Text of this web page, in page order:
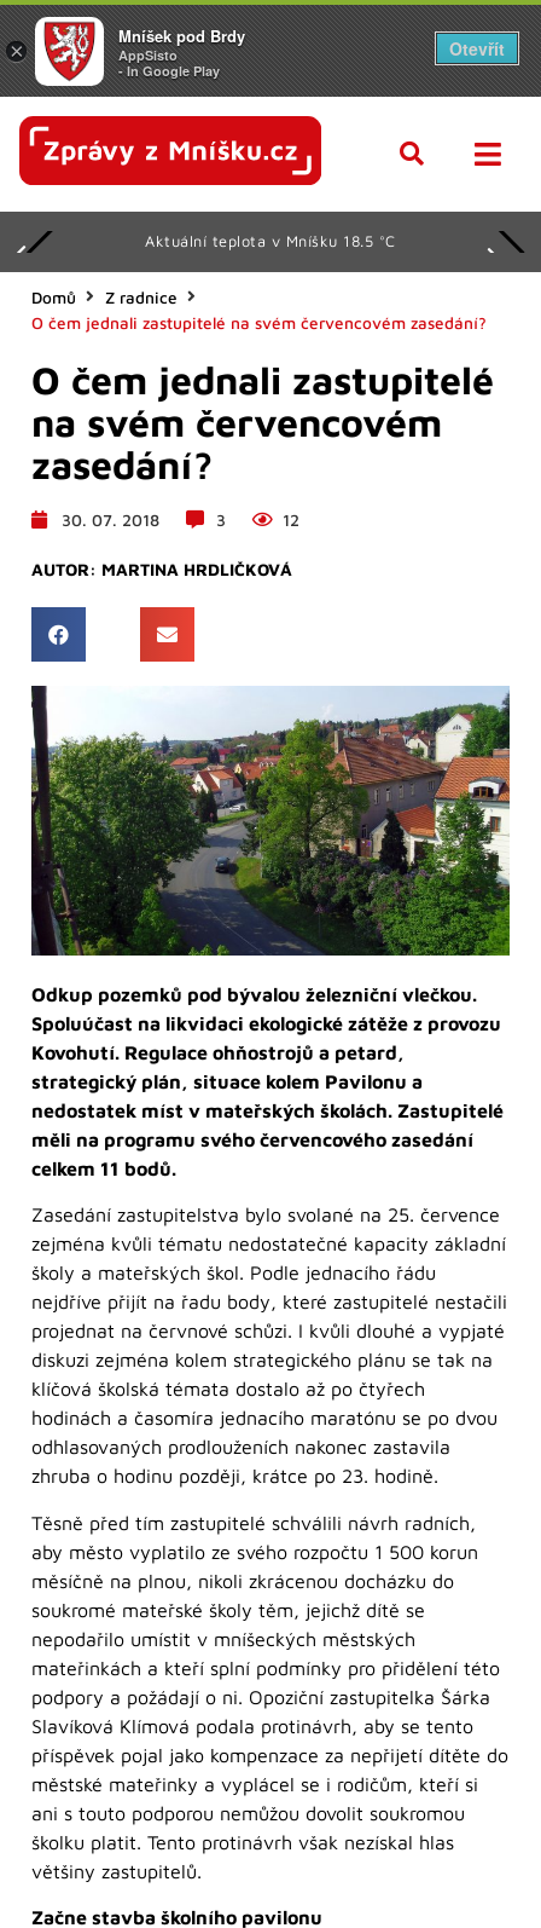
Aktuální teplota v Mníšku 18.5 °C
Domů
Z radnice
O čem jednali zastupitelé na svém červencovém zasedání?
O čem jednali zastupitelé
na svém červencovém
zasedání?
30. 07. 2018 3 12
AUTOR: MARTINA HRDLIČKOVÁ
Odkup pozemků pod bývalou železniční vlečkou.
Spoluúčast na likvidaci ekologické zátěže z provozu
Kovohutí. Regulace ohňostrojů a petard,
strategický plán, situace kolem Pavilonu a
nedostatek míst v mateřských školách. Zastupitelé
měli na programu svého červencového zasedání
celkem 11 bodů.
Zasedání zastupitelstva bylo svolané na 25. července
zejména kvůli tématu nedostatečné kapacity základní
školy a mateřských škol. Podle jednacího řádu
nejdříve přijít na řadu body, které zastupitelé nestačili
projednat na červnové schůzi. I kvůli dlouhé a vypjaté
diskuzi zejména kolem strategického plánu se tak na
klíčová školská témata dostalo až po čtyřech
hodinách a časomíra jednacího maratónu se po dvou
odhlasovaných prodlouženích nakonec zastavila
zhruba o hodinu později, krátce po 23. hodině.
Těsně před tím zastupitelé schválili návrh radních,
aby město vyplatilo ze svého rozpočtu 1 500 korun
měsíčně na plnou, nikoli zkrácenou docházku do
soukromé mateřské školy těm, jejichž dítě se
nepodařilo umístit v mníšeckých městských
mateřinkách a kteří splní podmínky pro přidělení této
podpory a požádají o ni. Opoziční zastupitelka Šárka
Slavíková Klímová podala protinávrh, aby se tento
příspěvek pojal jako kompenzace za nepřijetí dítěte do
městské mateřinky a vyplácel se i rodičům, kteří si
ani s touto podporou nemůžou dovolit soukromou
školku platit. Tento protinávrh však nezískal hlas
většiny zastupitelů.
Začne stavba školního pavilonu
×
Mníšek pod Brdy
AppSisto
- In Google Play
Otevřít